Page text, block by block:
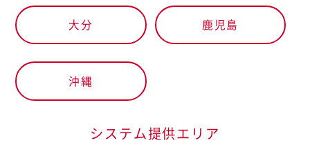
大分 鹿児島
沖縄
システム提供エリア